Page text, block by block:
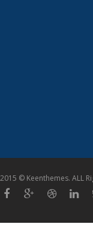
2015 © Keenthemes. ALL